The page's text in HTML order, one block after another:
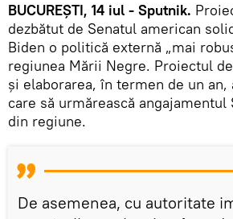
BUCUREȘTI, 14 iul - Sputnik.
dezbătut de Senatul american
Biden o politică externă „mai
regiunea Mării Negre. Proiectul
și elaborarea, în termen de un
care să urmărească
din regiune.
De asemenea, cu autoritate